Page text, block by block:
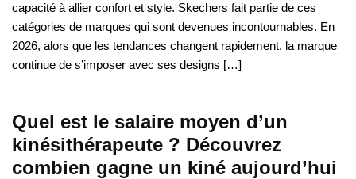
capacité à allier confort et style. Skechers fait partie de ces
catégories de marques qui sont devenues incontournables. En
2026, alors que les tendances changent rapidement, la marque
continue de s’imposer avec ses designs […]
Quel est le salaire moyen d’un
kinésithérapeute ? Découvrez
combien gagne un kiné aujourd’hui